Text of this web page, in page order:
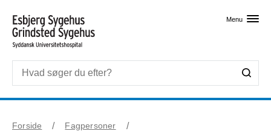
Menu
Forside
Fagpersoner